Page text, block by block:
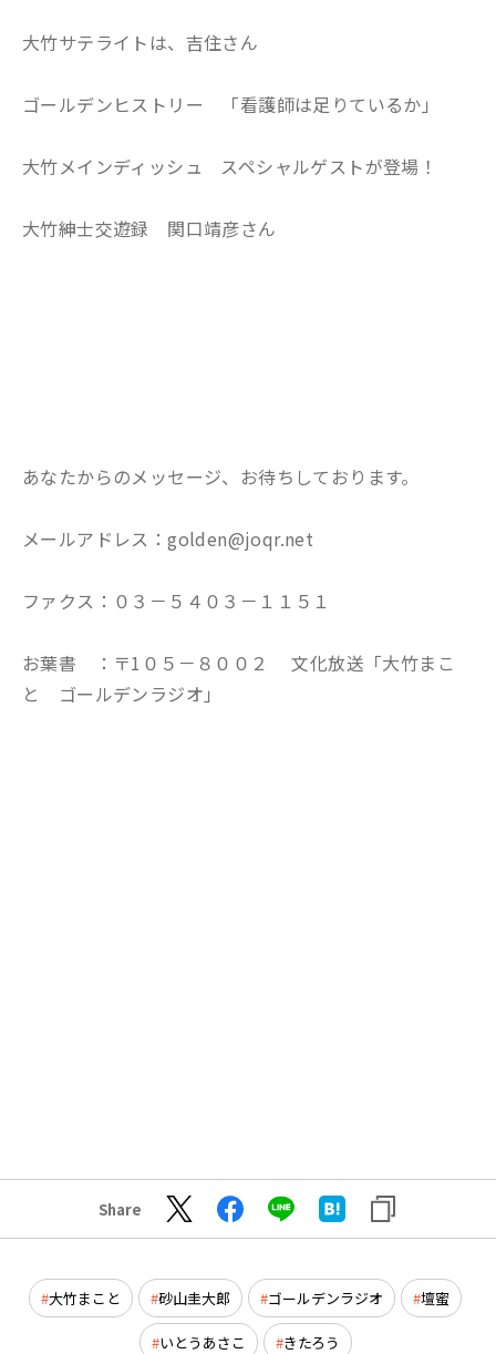
大竹サテライトは、吉住さん
ゴールデンヒストリー 「看護師は足りているか」
大竹メインディッシュ スペシャルゲストが登場！
大竹紳士交遊録 関口靖彦さん
あなたからのメッセージ、お待ちしております。
メールアドレス：golden@joqr.net
ファクス：０３－５４０３－１１５１
お葉書 ：〒1０５－８００２ 文化放送「大竹まこ
と ゴールデンラジオ」
Share
大竹まこと 砂山圭大郎 ゴールデンラジオ 壇蜜
いとうあさこ きたろう